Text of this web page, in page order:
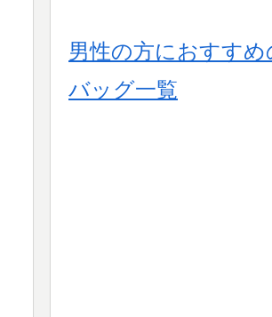
男性の方におすすめ
バッグ一覧